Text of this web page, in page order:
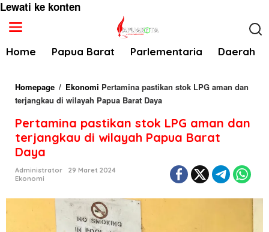
Lewati ke konten
Home Papua Barat Parlementaria Daerah
Homepage / Ekonomi Pertamina pastikan stok LPG aman dan
terjangkau di wilayah Papua Barat Daya
Pertamina pastikan stok LPG aman dan
terjangkau di wilayah Papua Barat
Daya
Administrator
29 Maret 2024
Ekonomi